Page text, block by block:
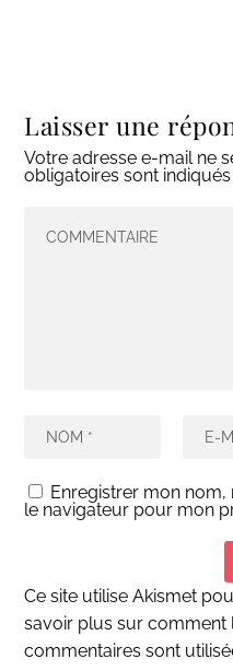
Laisser une
Votre adresse e-mail ne
obligatoires sont
Enregistrer mon
le navigateur pour mon
Ce site utilise Akismet
savoir plus sur comment
commentaires sont